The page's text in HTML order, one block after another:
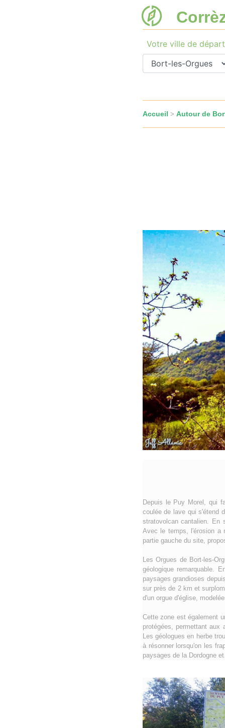
Votre ville de départ
Accueil > Autour de
Depuis le Puy Morel, qui
coulée de lave qui s'étend
stratovolcan cantalien. En
Avec le temps, l'érosion a
partie gauche du site,
Les Orgues de Bort-les-
géologique remarquable.
paysages grandioses
sur près de 2 km et
d'un orgue d'église,
Cette zone est également
protégées, permettant aux
Les géologues en herbe
à résonner lorsqu'on les
paysages de la Dordogne